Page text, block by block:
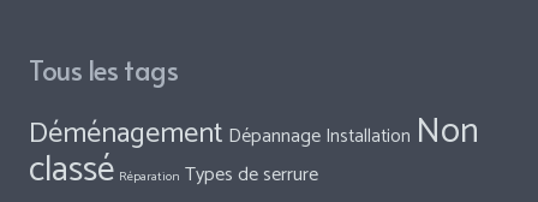
Tous les tags
Déménagement Dépannage Installation Non
classé Réparation Types de serrure